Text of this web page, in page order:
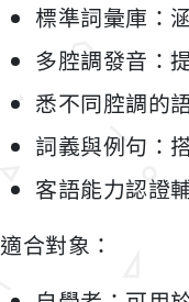
標準詞彙庫：
多腔調發音：
悉不同腔調的
詞義與例句：
客語能力認證
適合對象：